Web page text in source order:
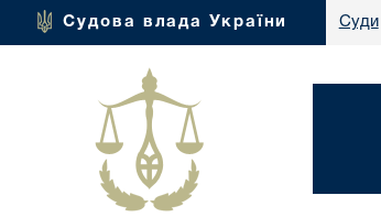
Судова влада України Суди